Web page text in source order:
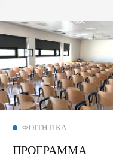
ΦΟΙΤΗΤΙΚΆ
ΠΡΟΓΡΑΜΜΑ